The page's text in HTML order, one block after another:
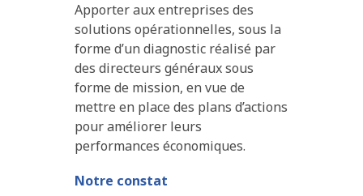
Apporter aux entreprises des
solutions opérationnelles, sous la
forme d’un diagnostic réalisé par
des directeurs généraux sous
forme de mission, en vue de
mettre en place des plans d’actions
pour améliorer leurs
performances économiques.
Notre constat